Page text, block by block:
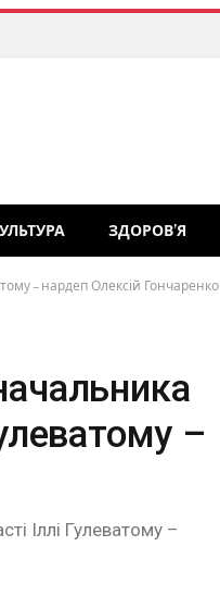
ЗДОРОВ’Я
– нардеп Олексій Гончаренко
–
Іллі Гулеватому –